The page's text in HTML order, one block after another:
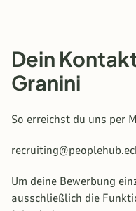
Dein
Granini
So erreichst du uns per
Um deine Bewerbung
ausschließlich die